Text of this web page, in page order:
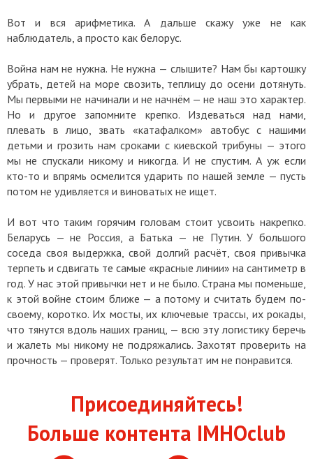
Вот и вся арифметика. А дальше скажу уже не как
наблюдатель, а просто как белорус.
Война нам не нужна. Не нужна — слышите? Нам бы картошку
убрать, детей на море свозить, теплицу до осени дотянуть.
Мы первыми не начинали и не начнём — не наш это характер.
Но и другое запомните крепко. Издеваться над нами,
плевать в лицо, звать «катафалком» автобус с нашими
детьми и грозить нам сроками с киевской трибуны — этого
мы не спускали никому и никогда. И не спустим. А уж если
кто-то и впрямь осмелится ударить по нашей земле — пусть
потом не удивляется и виноватых не ищет.
И вот что таким горячим головам стоит усвоить накрепко.
Беларусь — не Россия, а Батька — не Путин. У большого
соседа своя выдержка, свой долгий расчёт, своя привычка
терпеть и сдвигать те самые «красные линии» на сантиметр в
год. У нас этой привычки нет и не было. Страна мы поменьше,
к этой войне стоим ближе — а потому и считать будем по-
своему, коротко. Их мосты, их ключевые трассы, их рокады,
что тянутся вдоль наших границ, — всю эту логистику беречь
и жалеть мы никому не подряжались. Захотят проверить на
прочность — проверят. Только результат им не понравится.
Присоединяйтесь!
Больше контента IMHOclub